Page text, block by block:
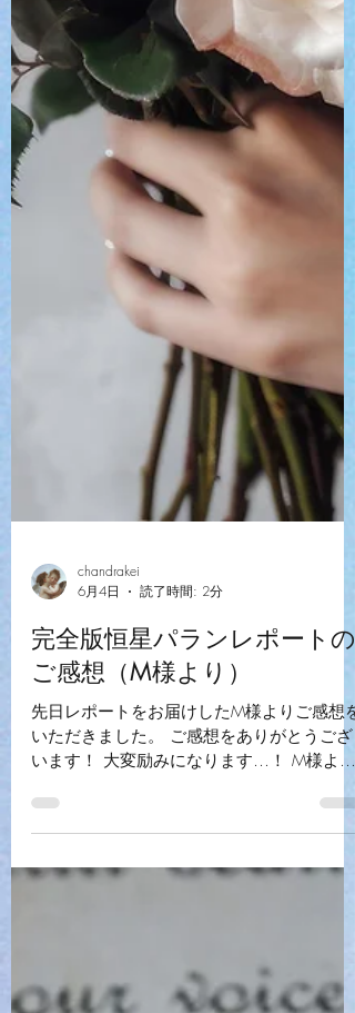
6月4日
読了時間: 2分
完全版恒星パランレポートの
ご感想（M様より）
先日レポートをお届けしたM様よりご感想を
います！ 大変励みになります…！ M様より
ご了承をいただきましたので、こちらのブロ
・・・・・・・・・・・・・ いつかのタイ
申し込んでからレポートが届くまで１年以上
待ち、との事で怯みましたが(笑)、お願いし